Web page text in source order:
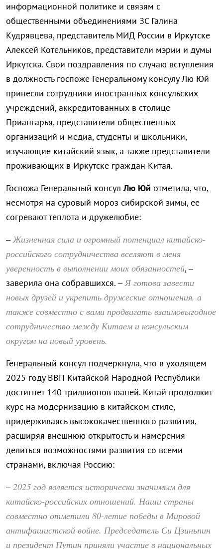
информационной политике и связям с
общественными объединениями ЗС Галина
Кудрявцева, представитель МИД России в Иркутске
Алексей Котельников, представители мэрии и думы
Иркутска. Свои поздравления по случаю вступления
в должность госпоже Генеральному консулу Лю Юй
принесли сотрудники иностранных консульских
учреждений, аккредитованных в столице
Приангарья, представители общественных
организаций и медиа, студенты и школьники,
изучающие китайский язык, а также представители
проживающих в Иркутске граждан Китая.
Госпожа Генеральный консулЛю Юй отметила, что,
несмотря на суровый мороз сибирской зимы, ее
согревают теплота и дружелюбие:
–Жизненная сила и огромный потенциал китайско-
российского сотрудничества вселяют в меня
уверенность в выполнении моих обязанностей, –
заверила она собравшихся. –Я готова завести
новых друзей и укрепить дружеские отношения, а
также совместно с вами продвигать взаимовыгодное
сотрудничество между Китаем и консульским
округом на новый уровень.
Генеральный консул подчеркнула, что в уходящем
2025 году ВВП Китайской Народной Республики
достигнет 140 триллионов юаней. Китай продолжит
курс на модернизацию в китайском стиле,
придерживаясь высококачественного развития,
расширяя внешнюю открытость и намерения
делиться возможностями развития со всеми
странами, включая Россию:
–2025 год является исторически значимым для
китайско-российских отношений. Наши страны
совместно отметили 80-летие победы в Мировой
антифашистской войне. Председатель Си Цзиньпин
и президент Путин приняли участие в национальных